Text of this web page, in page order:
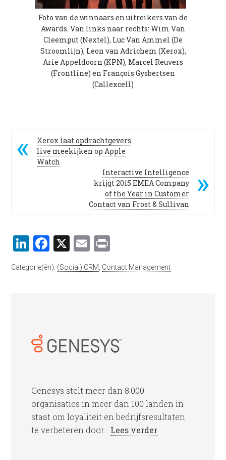
Foto van de winnaars en uitreikers van de
Awards. Van links naar rechts: Wim Van
Cleemput (Nextel), Luc Van Ammel (De
Stroomlijn), Leon van Adrichem (Xerox),
Arie Appeldoorn (KPN), Marcel Reuvers
(Frontline) en François Gysbertsen
(Callexcell)
Xerox laat opdrachtgevers
live meekijken op Apple
Watch
Interactive Intelligence
krijgt 2015 EMEA Company
of the Year in Customer
Contact van Frost & Sullivan
LinkedIn
Facebook
X Email
Categorie(ën): (Social) CRM Contact Management
Genesys stelt meer dan 8.000
organisaties in meer dan 100 landen in
staat om loyaliteit en bedrijfsresultaten
te verbeteren door... Lees verder